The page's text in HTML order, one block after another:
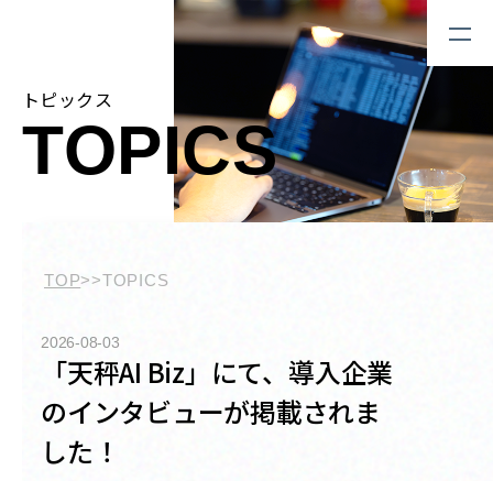
トピックス
TOPICS
TOP>>TOPICS
2026-08-03
「天秤AI Biz」にて、導入企業
のインタビューが掲載されま
した！